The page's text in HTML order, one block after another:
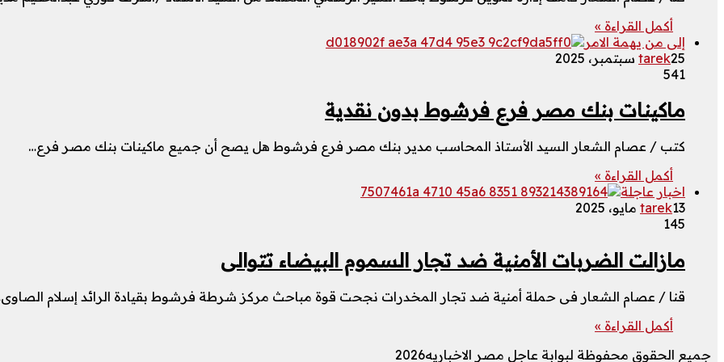
أكمل القراءة »
إلى من يهمة الامر
tarek25 سبتمبر، 2025
541
ماكينات بنك مصر فرع فرشوط بدون نقدية
كتب / عصام الشعار السيد الأستاذ المحاسب مدير بنك مصر فرع فرشوط هل يصح أن جميع ماكينات بنك مصر فرع…
أكمل القراءة »
اخبار عاجلة
tarek13 مايو، 2025
145
مازالت الضربات الأمنية ضد تجار السموم البيضاء تتوالى
قنا / عصام الشعار فى حملة أمنية ضد تجار المخدرات نجحت قوة مباحث مركز شرطة فرشوط بقيادة الرائد إسلام
أكمل القراءة »
جميع الحقوق محفوظة لبوابة عاجل مصر الاخباريه2026